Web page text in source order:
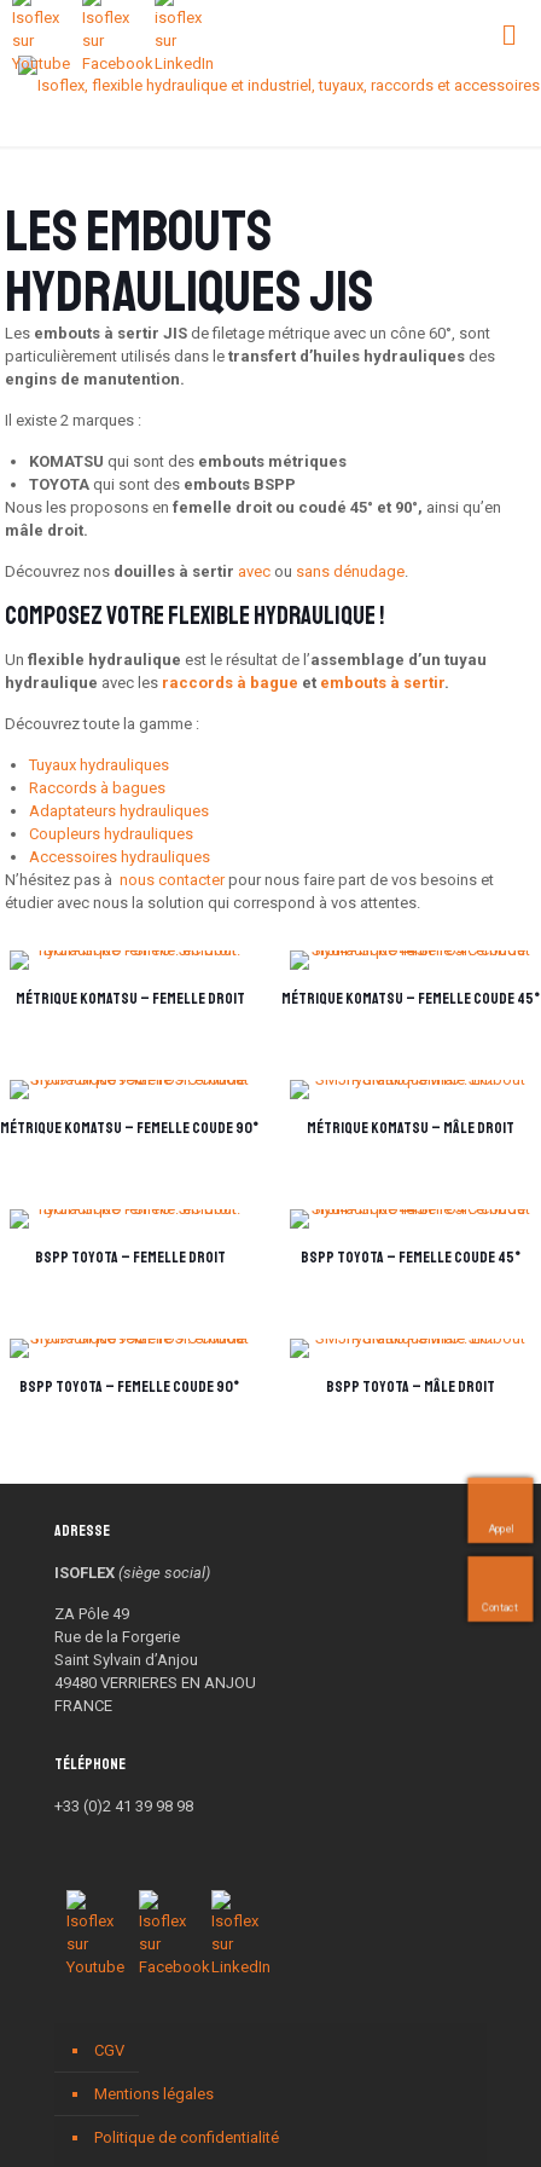
Les embouts
hydrauliques JIS
Les embouts à sertir JIS de filetage métrique avec un cône 60°, sont
particulièrement utilisés dans letransfert d’huiles hydrauliques des
engins de manutention.
Il existe 2 marques :
KOMATSU qui sont des embouts métriques
TOYOTA qui sont des embouts BSPP
Nous les proposons en femelle droit ou coudé 45° et 90°, ainsi qu’en
mâle droit.
Découvrez nos douilles à sertir avec ou sans dénudage.
Composez votre flexible hydraulique !
Unflexible hydraulique est le résultat de l’assemblage d’un tuyau
hydraulique avec les raccords à bague et embouts à sertir.
Découvrez toute la gamme :
Tuyaux hydrauliques
Raccords à bagues
Adaptateurs hydrauliques
Coupleurs hydrauliques
Accessoires hydrauliques
N’hésitez pas ànous contacterpour nous faire part de vos besoins et
étudier avec nous la solution qui correspond à vos attentes.
métrique KOMATSU – femelle droit métrique KOMATSU – femelle coude 45°
métrique KOMATSU – femelle coude 90° métrique KOMATSU – mâle droit
BSPP TOYOTA – femelle droit BSPP TOYOTA – femelle coude 45°
BSPP TOYOTA – femelle coude 90° BSPP TOYOTA – mâle droit
Adresse
ISOFLEX (siège social)
ZA Pôle 49
Rue de la Forgerie
Saint Sylvain d’Anjou
49480 VERRIERES EN ANJOU
FRANCE
Téléphone
+33 (0)2 41 39 98 98
CGV
Mentions légales
Politique de confidentialité
Appel
Contact